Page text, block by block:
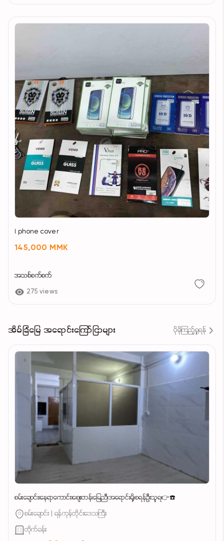
I phone cover
145,000 MMK
အသစ်စက်စက်
275 views
အိမ်ခြံမြေ အရောင်းကြော်ငြာများ ပိုမိုကြည့်ရှုရန်
စမ်းချောင်း၊နေရာကောင်း၊စျေးတန်၊မြေညီ၊အရောင်းမို့၊စရန်ဦးသူရ👉☎️
စမ်းချောင်း | ရန်ကုန်တိုင်းဒေသကြီး
တိုက်ခန်း